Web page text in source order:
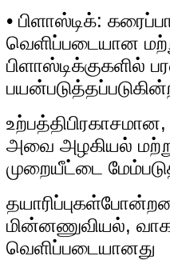
• பிளாஸ்டிக்:
வெளிப்படையான
பிளாஸ்டிக்குகளில்
உற்பத்தி
அவை அழகியல்
முறையீட்டை
தயாரிப்புகள்
மின்னணுவியல்,
வெளிப்படையானது